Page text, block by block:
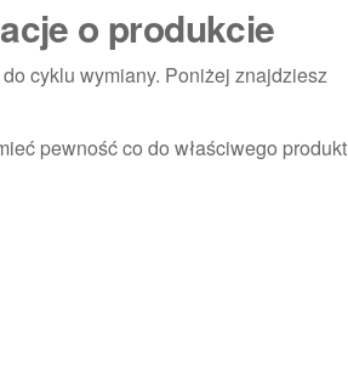
o produkcie
cyklu wymiany. Poniżej znajdziesz
pewność co do właściwego